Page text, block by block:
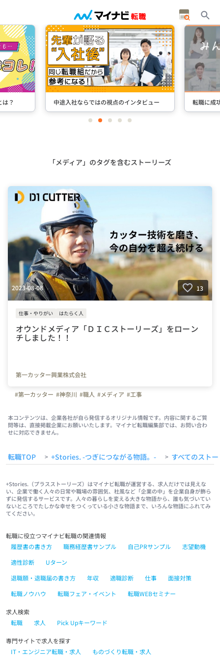
？ 中途入社ならではの視点のインタビュー 転職に成
itemitemitemitemitem
「メディア」のタグを含むストーリーズ
2023-08-08 13
仕事・やりがい はたらく人
オウンドメディア「ＤＩＣストーリーズ」をローン
チしました！！
第一カッター興業株式会社
#第一カッター #神奈川 #職人 #メディア #工事
本コンテンツは、企業各社が自ら発信するオリジナル情報です。内容に関するご質
問等は、直接掲載企業にお願いいたします。マイナビ転職編集部では、お問い合わ
せに対応できません。
転職TOP > +Stories. -つぎにつながる物語。- > すべてのスト
+Stories.（プラスストーリーズ）はマイナビ転職が運営する、求人だけでは見えな
い、企業で働く人々の日常や職場の雰囲気、社風など「企業の中」を企業自身が飾ら
ずに発信するサービスです。人々の暮らしを変える大きな物語から、誰も気づいてい
ないところでたしかな幸せをつくっている小さな物語まで、いろんな物語にふれてみ
てください。
転職に役立つマイナビ転職の関連情報
履歴書の書き方
職務経歴書サンプル 自己PRサンプル
志望動機
適性診断
Uターン
退職願・退職届の書き方
年収 適職診断 仕事
面接対策
転職ノウハウ
転職フェア・イベント 転職WEBセミナー
求人検索
転職
求人 Pick Upキーワード
専門サイトで求人を探す
IT・エンジニア転職・求人
ものづくり転職・求人